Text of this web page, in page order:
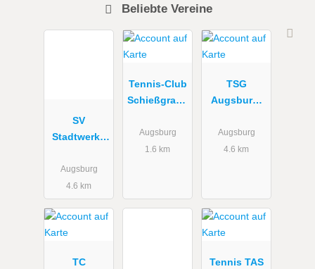
Beliebte Vereine
SV
Stadtwerke
e.V. Tennis
Augsburg
4.6 km
Tennis-Club
Schießgrabe
e.V.
Augsburg
1.6 km
TSG
Augsburg-
1889 e.V.
Tennisplatz
Augsburg
4.6 km
TC
Tennis TAS